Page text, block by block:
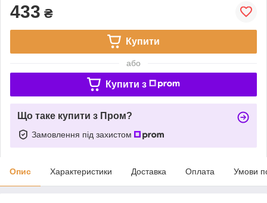
433 ₴
Купити
або
Купити з
Що таке купити з Пром?
Замовлення під захистом
Опис Характеристики Доставка Оплата Умови